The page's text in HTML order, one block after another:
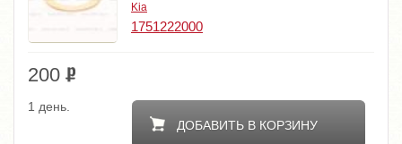
Kia
1751222000
200
ДОБАВИТЬ В КОРЗИНУ
1 день.